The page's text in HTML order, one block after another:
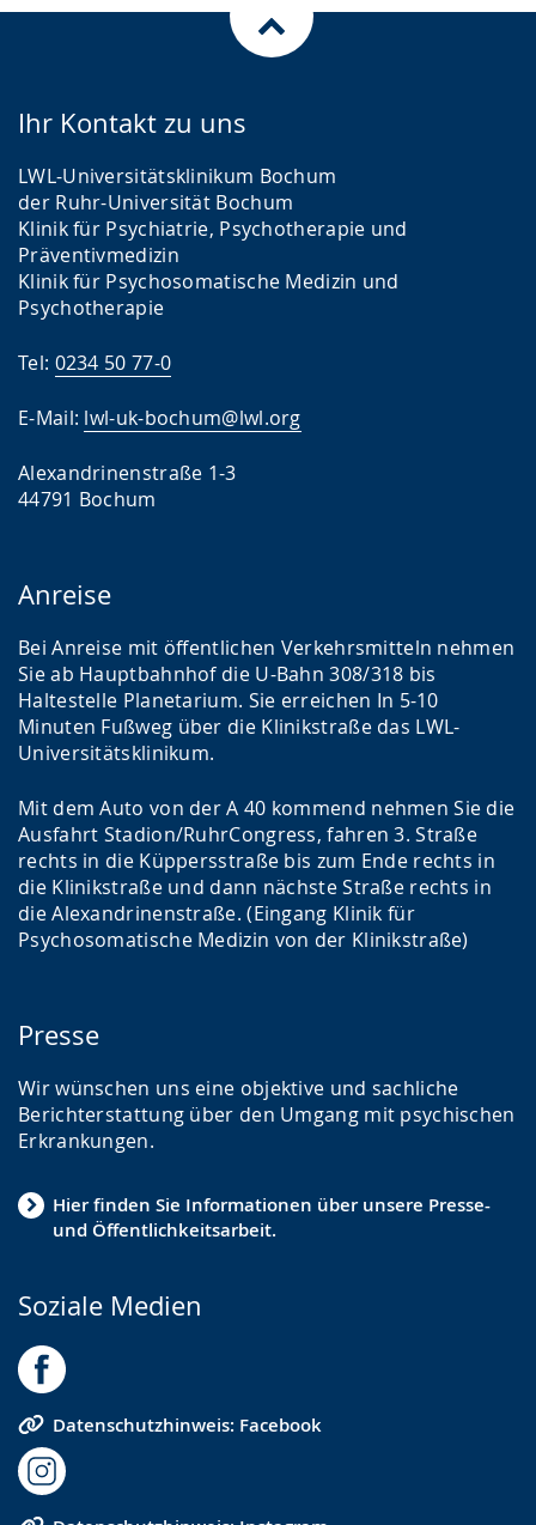
Ihr Kontakt zu uns
LWL-Universitätsklinikum Bochum
der Ruhr-Universität Bochum
Klinik für Psychiatrie, Psychotherapie und
Präventivmedizin
Klinik für Psychosomatische Medizin und
Psychotherapie
Tel: 0234 50 77-0
E-Mail: lwl-uk-bochum@lwl.org
Alexandrinenstraße 1-3
44791 Bochum
Anreise
Bei Anreise mit öffentlichen Verkehrsmitteln nehmen
Sie ab Hauptbahnhof die U-Bahn 308/318 bis
Haltestelle Planetarium. Sie erreichen In 5-10
Minuten Fußweg über die Klinikstraße das LWL-
Universitätsklinikum.
Mit dem Auto von der A 40 kommend nehmen Sie die
Ausfahrt Stadion/RuhrCongress, fahren 3. Straße
rechts in die Küppersstraße bis zum Ende rechts in
die Klinikstraße und dann nächste Straße rechts in
die Alexandrinenstraße. (Eingang Klinik für
Psychosomatische Medizin von der Klinikstraße)
Presse
Wir wünschen uns eine objektive und sachliche
Berichterstattung über den Umgang mit psychischen
Erkrankungen.
Hier finden Sie Informationen über unsere Presse-
und Öffentlichkeitsarbeit.
Soziale Medien
Datenschutzhinweis: Facebook